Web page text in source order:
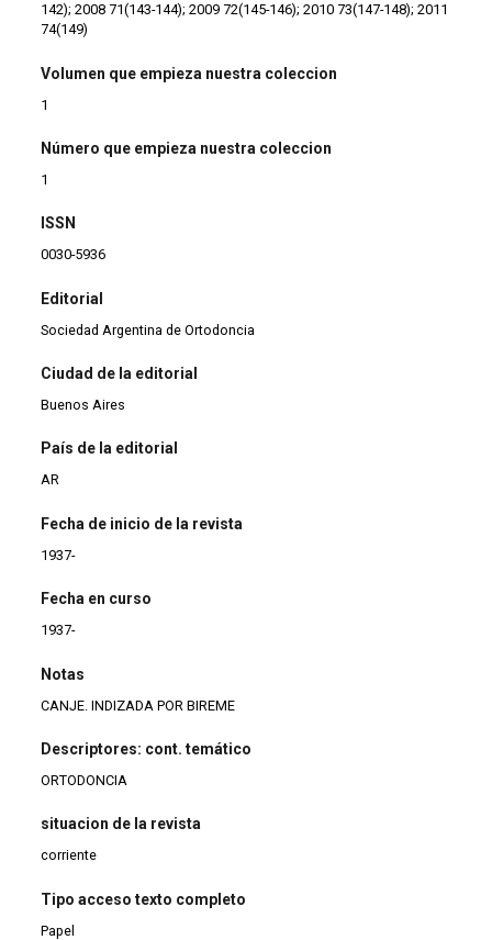
142); 2008 71(143-144); 2009 72(145-146); 2010 73(147-148); 2011
74(149)
Volumen que empieza nuestra coleccion
1
Número que empieza nuestra coleccion
1
ISSN
0030-5936
Editorial
Sociedad Argentina de Ortodoncia
Ciudad de la editorial
Buenos Aires
País de la editorial
AR
Fecha de inicio de la revista
1937-
Fecha en curso
1937-
Notas
CANJE. INDIZADA POR BIREME
Descriptores: cont. temático
ORTODONCIA
situacion de la revista
corriente
Tipo acceso texto completo
Papel